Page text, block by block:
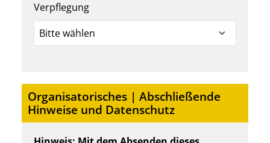
Verpflegung
Organisatorisches | Abschließende
Hinweise und Datenschutz